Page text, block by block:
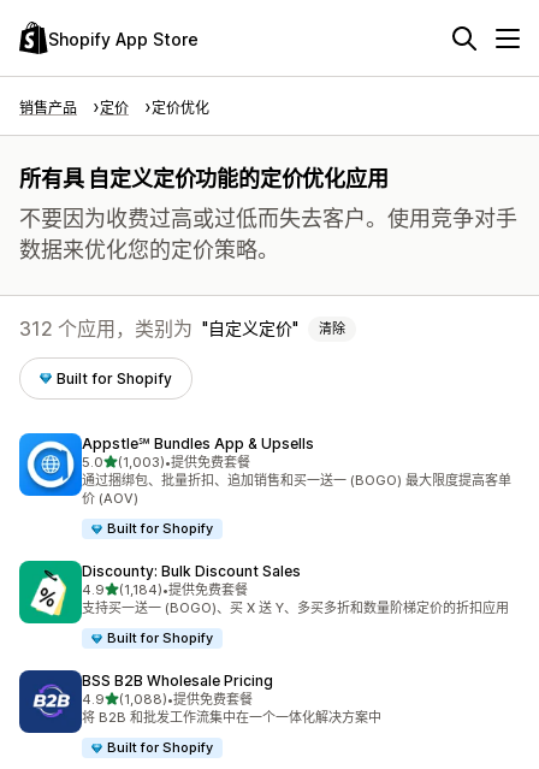
Shopify App Store
销售产品 定价 定价优化
所有具 自定义定价功能的定价优化应用
不要因为收费过高或过低而失去客户。使用竞争对手
数据来优化您的定价策略。
312 个应用，类别为 自定义定价 清除
Built for Shopify
Appstle℠ Bundles App & Upsells
5.0星（满分 5 星）
(1,003)
总共 1003 条评论
•提供免费套餐
通过捆绑包、批量折扣、追加销售和买一送一 (BOGO) 最大限度提高客单
价 (AOV)
Built for Shopify
Discounty: Bulk Discount Sales
4.9星（满分 5 星）
(1,184)
总共 1184 条评论
•提供免费套餐
支持买一送一 (BOGO)、买 X 送 Y、多买多折和数量阶梯定价的折扣应用
Built for Shopify
BSS B2B Wholesale Pricing
4.9星（满分 5 星）
(1,088)
总共 1088 条评论
•提供免费套餐
将 B2B 和批发工作流集中在一个一体化解决方案中
Built for Shopify